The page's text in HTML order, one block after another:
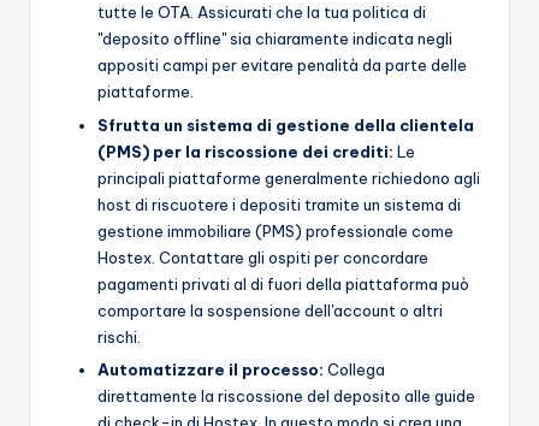
tutte le OTA. Assicurati che la tua politica di
"deposito offline" sia chiaramente indicata negli
appositi campi per evitare penalità da parte delle
piattaforme.
Sfrutta un sistema di gestione della clientela
(PMS) per la riscossione dei crediti: Le
principali piattaforme generalmente richiedono agli
host di riscuotere i depositi tramite un sistema di
gestione immobiliare (PMS) professionale come
Hostex. Contattare gli ospiti per concordare
pagamenti privati al di fuori della piattaforma può
comportare la sospensione dell'account o altri
rischi.
Automatizzare il processo: Collega
direttamente la riscossione del deposito alle guide
di check-in di Hostex. In questo modo si crea una